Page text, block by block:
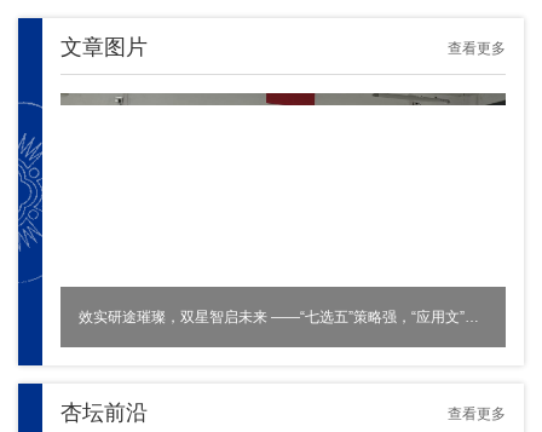
文章图片 查看更多
效实研途璀璨，双星智启未来 ——“七选五”策略强，“应用文”妙笔扬
杏坛前沿 查看更多